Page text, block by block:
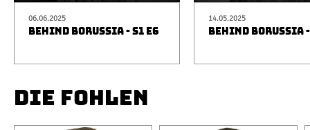
06.06.2025
BEHIND BORUSSIA - S1 E6
14.05.2025
BEHIND BORUSSIA
DIE FOHLEN